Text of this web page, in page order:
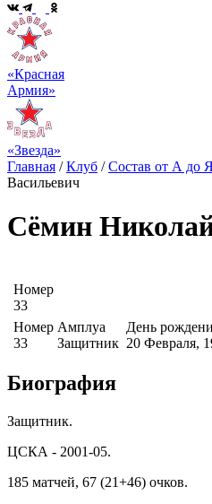
«Красная
Армия»
«Звезда»
Главная /Клуб /Состав от А до
Васильевич
Сёмин
Номер
33
Номер
33
Амплуа
Защитник
День
20 Февраля,
Биография
Защитник.
ЦСКА - 2001-05.
185 матчей, 67 (21+46) очков.